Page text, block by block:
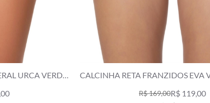
CALCINHA RETA FRANZIDOS EVA VERDE ESCURO